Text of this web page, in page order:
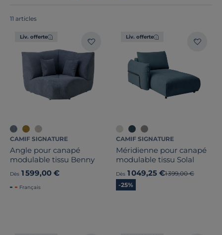
11 articles
Liv. offerte
CAMIF SIGNATURE
Angle pour canapé
modulable tissu Benny
Dès 1 599,00 €
Français
Liv. offerte
CAMIF SIGNATURE
Méridienne pour canapé
modulable tissu Solal
Dès 1 049,25 €Ancien prix
1 399,00 €
-25%
Nombre de places 1
Largeur
Hauteur
Profondeur